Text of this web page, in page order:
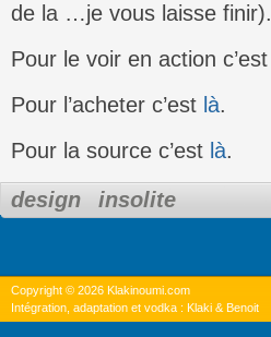
de la …je vous laisse finir).
Pour le voir en action c’est
Pour l’acheter c’est là.
Pour la source c’est là.
design insolite
Copyright © 2026 Klakinoumi.com
Intégration, adaptation et vodka : Klaki & Benoit